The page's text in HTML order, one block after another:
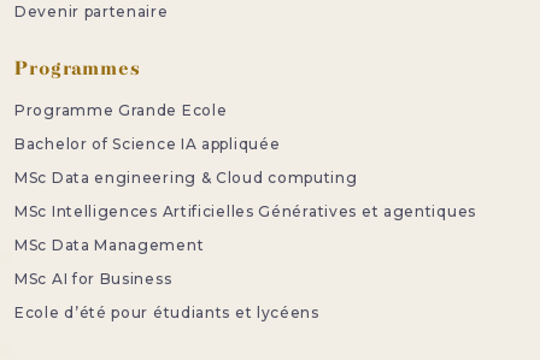
Devenir partenaire
Programmes
Programme Grande Ecole
Bachelor of Science IA appliquée
MSc Data engineering & Cloud computing
MSc Intelligences Artificielles Génératives et agentiques
MSc Data Management
MSc AI for Business
Ecole d’été pour étudiants et lycéens